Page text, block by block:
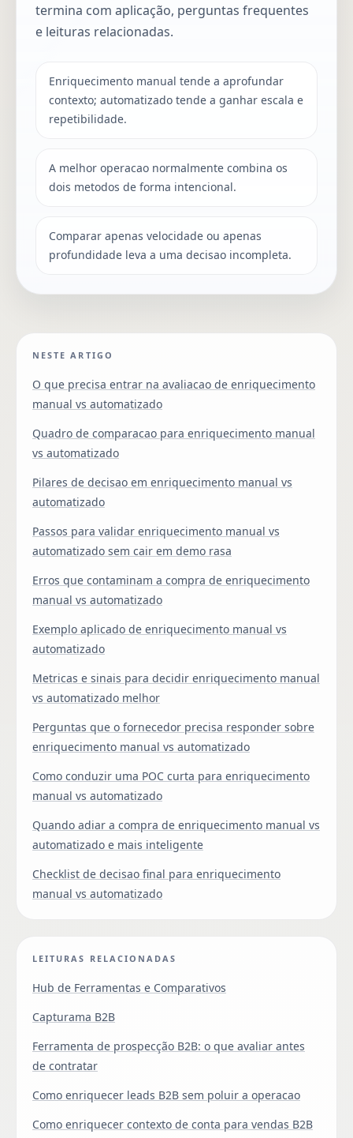
termina com aplicação, perguntas frequentes
e leituras relacionadas.
Enriquecimento manual tende a aprofundar
contexto; automatizado tende a ganhar escala e
repetibilidade.
A melhor operacao normalmente combina os
dois metodos de forma intencional.
Comparar apenas velocidade ou apenas
profundidade leva a uma decisao incompleta.
NESTE ARTIGO
O que precisa entrar na avaliacao de enriquecimento
manual vs automatizado
Quadro de comparacao para enriquecimento manual
vs automatizado
Pilares de decisao em enriquecimento manual vs
automatizado
Passos para validar enriquecimento manual vs
automatizado sem cair em demo rasa
Erros que contaminam a compra de enriquecimento
manual vs automatizado
Exemplo aplicado de enriquecimento manual vs
automatizado
Metricas e sinais para decidir enriquecimento manual
vs automatizado melhor
Perguntas que o fornecedor precisa responder sobre
enriquecimento manual vs automatizado
Como conduzir uma POC curta para enriquecimento
manual vs automatizado
Quando adiar a compra de enriquecimento manual vs
automatizado e mais inteligente
Checklist de decisao final para enriquecimento
manual vs automatizado
LEITURAS RELACIONADAS
Hub de Ferramentas e Comparativos
Capturama B2B
Ferramenta de prospecção B2B: o que avaliar antes
de contratar
Como enriquecer leads B2B sem poluir a operacao
Como enriquecer contexto de conta para vendas B2B